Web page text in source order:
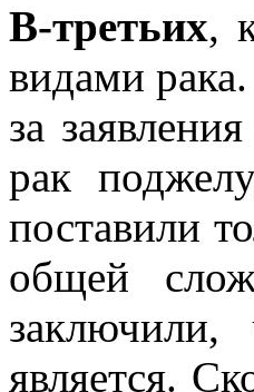
В-третьих,
видами
за
рак
поставили
общей
является.